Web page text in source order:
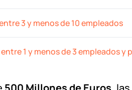
3 y menos de 10 empleados
1 y menos de 3 empleados